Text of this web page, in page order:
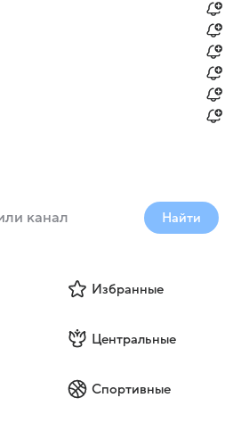
Найти
Избранные
Центральные
Спортивные